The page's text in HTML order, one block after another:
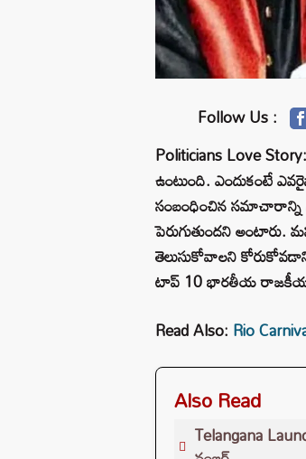
Follow Us :
Politicians Love
ఉంటుంది. ఎందుకంటే
సంబంధించిన సమాచారాన్ని
పెరుగుతుందని
తెలుసుకోవాలని
టాప్ 10 భారతీయ రాజకీయ
Read Also: Rio
Also Read
Telangana